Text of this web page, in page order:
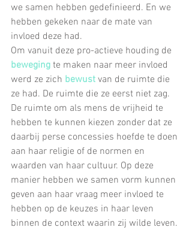
we samen hebben gedefinieerd. En we
hebben gekeken naar de mate van
invloed deze had.
Om vanuit deze pro-actieve houding de
beweging te maken naar meer invloed
werd ze zich bewust van de ruimte die
ze had. De ruimte die ze eerst niet zag.
De ruimte om als mens de vrijheid te
hebben te kunnen kiezen zonder dat ze
daarbij perse concessies hoefde te doen
aan haar religie of de normen en
waarden van haar cultuur. Op deze
manier hebben we samen vorm kunnen
geven aan haar vraag meer invloed te
hebben op de keuzes in haar leven
binnen de context waarin zij wilde leven.